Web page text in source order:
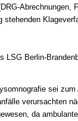
Abrechnungen,
stehenden
LSG Berlin-
sei
verursachten
da